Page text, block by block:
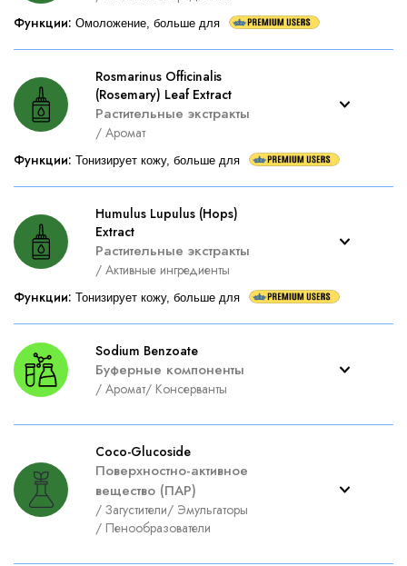
Функции: Омоложение, больше для
Rosmarinus Officinalis
(Rosemary) Leaf Extract
Растительные экстракты
/ Аромат
Функции: Тонизирует кожу, больше для
Humulus Lupulus (Hops)
Extract
Растительные экстракты
/ Активные ингредиенты
Функции: Тонизирует кожу, больше для
Sodium Benzoate
Буферные компоненты
/ Аромат/ Консерванты
Coco-Glucoside
Поверхностно-активное
вещество (ПАР)
/ Загустители/ Эмульгаторы
/ Пенообразователи